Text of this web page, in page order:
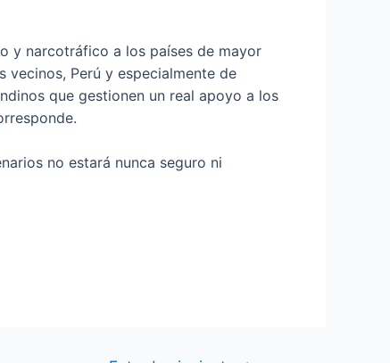
y narcotráfico a los países de mayor
Perú y especialmente de
que gestionen un real apoyo a los
no estará nunca seguro ni